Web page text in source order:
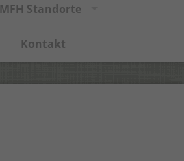
MFH Standorte
Kontakt